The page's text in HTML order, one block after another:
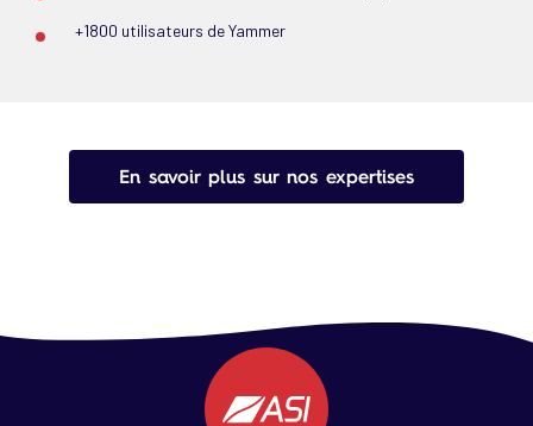
+1800 utilisateurs de Yammer
En savoir plus sur nos expertises